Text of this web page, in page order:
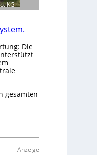
KG
Die
gesamten
Anzeige